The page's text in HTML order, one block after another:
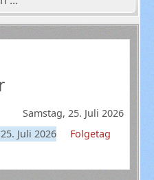
Samstag, 25. Juli 2026
Juli 2026
Folgetag